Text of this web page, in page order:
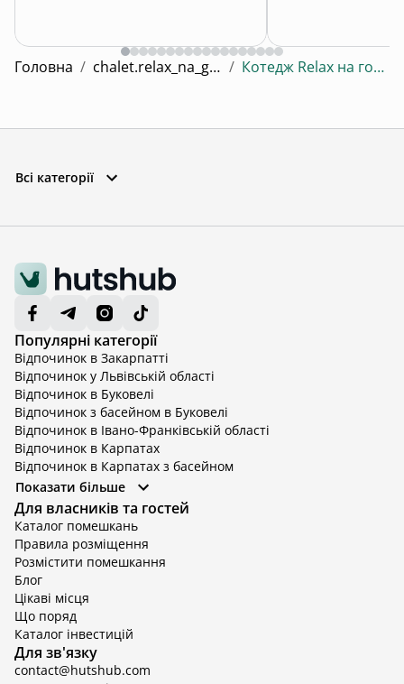
Головна / chalet.relax_na_gori / Котедж Relax на горі 2
Всі категорії
Популярні категорії
Відпочинок в Закарпатті
Відпочинок у Львівській області
Відпочинок в Буковелі
Відпочинок з басейном в Буковелі
Відпочинок в Івано-Франківській області
Відпочинок в Карпатах
Відпочинок в Карпатах з басейном
Відпочинок в Київській області
Відпочинок в Київській області з басейном
Відпочинок в Тернопільській області
Відпочинок у Вінницькій області
Відпочинок в Яремче
Відпочинок у Львівській області з басейном
Відпочинок з басейном в Тернопільській області
Показати більше
Для власників та гостей
Каталог помешкань
Правила розміщення
Розмістити помешкання
Блог
Цікаві місця
Що поряд
Каталог інвестицій
Для зв'язку
contact@hutshub.com